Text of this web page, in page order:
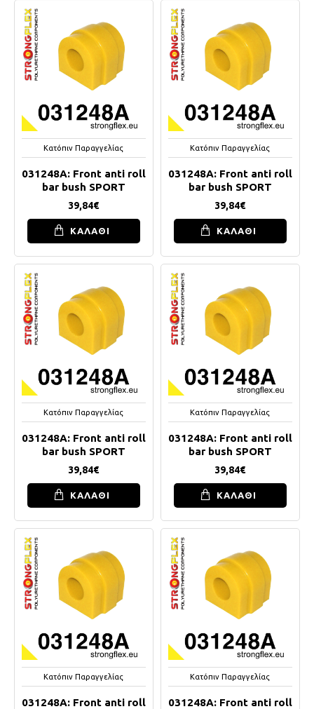
Κατόπιν Παραγγελίας
031248A: Front anti roll
bar bush SPORT
39,84€
ΚΑΛΑΘΙ
Κατόπιν Παραγγελίας
031248A: Front anti roll
bar bush SPORT
39,84€
ΚΑΛΑΘΙ
Κατόπιν Παραγγελίας
031248A: Front anti roll
bar bush SPORT
39,84€
ΚΑΛΑΘΙ
Κατόπιν Παραγγελίας
031248A: Front anti roll
bar bush SPORT
39,84€
ΚΑΛΑΘΙ
Κατόπιν Παραγγελίας
031248A: Front anti roll
Κατόπιν Παραγγελίας
031248A: Front anti roll